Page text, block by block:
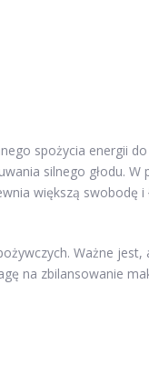
spożycia energii do
silnego głodu. W
większą swobodę i
Ważne jest,
na zbilansowanie